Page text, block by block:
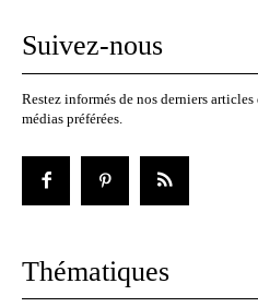
Suivez-nous
Restez informés de nos derniers
médias préférées.
Thématiques